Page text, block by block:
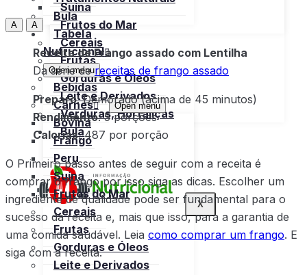
Suína
Frutos do Mar
Cereais
Frutas
Gorduras e Óleos
Leite e Derivados
Verduras, Hortaliças
Bula
X
Bula
Tabela
Nutricional
Open menu
Bebidas
Carnes
Open menu
Bovina
Frango
Peru
Suína
Frutos do Mar
Cereais
Frutas
Gorduras e Óleos
Leite e Derivados
A A
Receita de Frango assado com Lentilha
Da série dereceitas de frango assado
Preparo: Demorado (acima de 45 minutos)
Rendimento: 5 porções
Calorias: 487 por porção
O Primeiro passo antes de seguir com a receita é
comprar o frango por isso siga as dicas. Escolher um
ingrediente de qualidade pode ser fundamental para o
sucesso da receita e, mais que isso, para a garantia de
uma comida saudável. Leia como comprar um frango. E
siga com a receita.